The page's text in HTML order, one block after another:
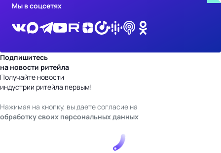
Мы в соцсетях
Подпишитесь
на новости ритейла
Получайте новости
индустрии ритейла первым!
Нажимая на кнопку, вы даете согласие на
обработку своих персональных данных